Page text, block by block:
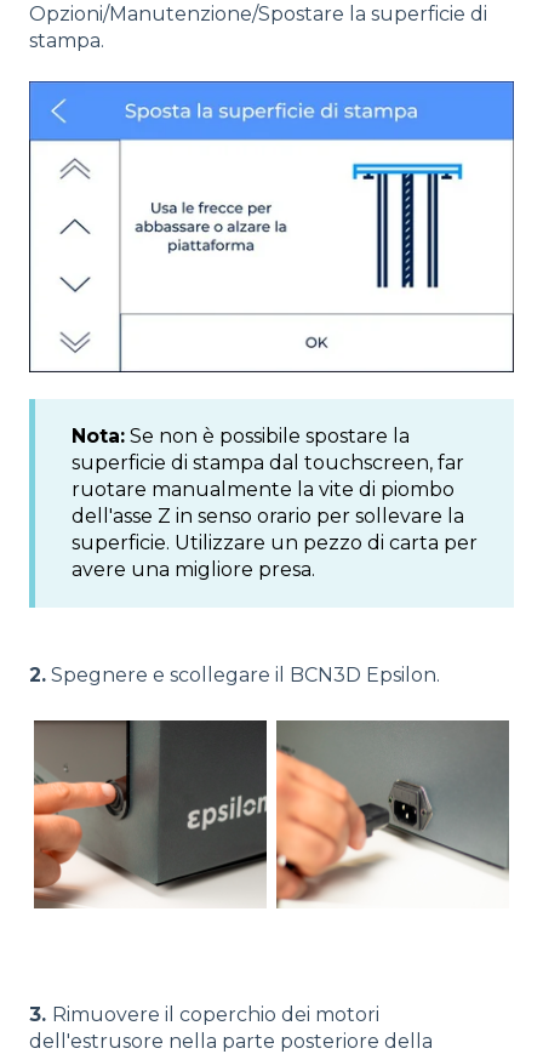
Opzioni/Manutenzione/Spostare la superficie di
stampa.
Nota: Se non è possibile spostare la
superficie di stampa dal touchscreen, far
ruotare manualmente la vite di piombo
dell'asse Z in senso orario per sollevare la
superficie. Utilizzare un pezzo di carta per
avere una migliore presa.
2. Spegnere e scollegare il BCN3D Epsilon.
3. Rimuovere il coperchio dei motori
dell'estrusore nella parte posteriore della